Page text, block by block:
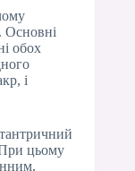
Основні
обох
і
цьому